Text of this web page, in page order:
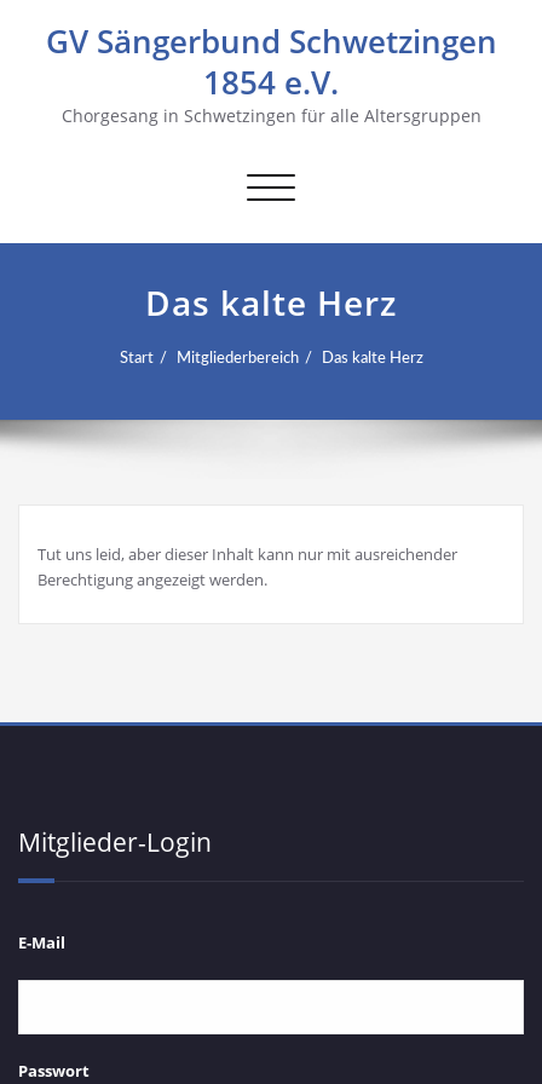
GV Sängerbund Schwetzingen
1854 e.V.
Chorgesang in Schwetzingen für alle Altersgruppen
Navigation
Das kalte Herz
Start Mitgliederbereich Das kalte Herz
Tut uns leid, aber dieser Inhalt kann nur mit ausreichender
Berechtigung angezeigt werden.
Mitglieder-Login
E-Mail
Passwort